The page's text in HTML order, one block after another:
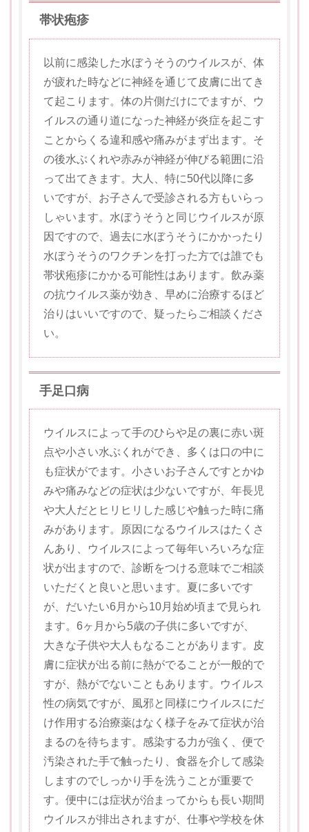
帯状疱疹
以前に感染した水ぼうそうのウイルスが、体
が疲れた時などに神経を通じて皮膚に出てき
て起こります。体の片側だけにでますが、ウ
イルスの通り道になった神経が炎症を起こす
ことからくる違和感や痛みがまず出ます。そ
の後水ぶくれや赤みが神経が伸びる範囲に沿
って出てきます。大人、特に50代以降に多
いですが、お子さんで受診される方もいらっ
しゃいます。水ぼうそうと同じウイルスが原
因ですので、過去に水ぼうそうにかかったり
水ぼうそうのワクチンを打った方では誰でも
帯状疱疹にかかる可能性はあります。飲み薬
の抗ウイルス薬が効き、早めに治療するほど
治りはいいですので、疑ったらご相談くださ
い。
手足口病
ウイルスによって手のひらや足の裏に赤い斑
点や小さい水ぶくれができ、多くは口の中に
も症状がでます。小さいお子さんですとかゆ
みや痛みなどの症状は少ないですが、年長児
や大人だとヒリヒリした感じや触った時に痛
みがあります。原因になるウイルスはたくさ
んあり、ウイルスによって毎年いろいろな症
状が出ますので、診断をつける意味でご相談
いただくと良いと思います。夏に多いです
が、だいたい6月から10月始め頃まで見られ
ます。6ヶ月から5歳の子供に多いですが、
大きな子供や大人もなることがあります。皮
膚に症状が出る前に熱がでることが一般的で
すが、熱がでないこともあります。ウイルス
性の病気ですが、風邪と同様にウイルスにだ
け作用する治療薬はなく様子をみて症状が治
まるのを待ちます。感染する力が強く、便で
汚染された手で触ったり、食器を介して感染
しますのでしっかり手を洗うことが重要で
す。便中には症状が治まってからも長い期間
ウイルスが排出されますが、仕事や学校を休